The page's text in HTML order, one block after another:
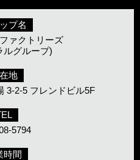
プ名
ァクトリーズ
ルグループ)
地
3-2-5 フレンドビル5F
5794
時間